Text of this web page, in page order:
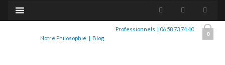
0
Notre Philosophie | Blog
Professionnels | 06 58 73 74 40